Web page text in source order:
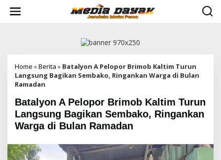
Home »Berita » Batalyon A Pelopor Brimob Kaltim Turun
Langsung Bagikan Sembako, Ringankan Warga di Bulan
Ramadan
Batalyon A Pelopor Brimob Kaltim Turun
Langsung Bagikan Sembako, Ringankan
Warga di Bulan Ramadan